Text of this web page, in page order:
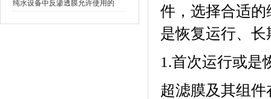
纯水设备中反渗透膜允许使用的
件，选择合适的
是恢复运行、
1.首次运行或是
超滤膜及其组